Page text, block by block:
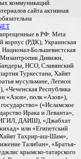
коммуникаций.
сайта активная
в РФ: Meta
корпус (РДК), Украинская
Большевистская
Дивижн,
НСО, Славянский
Туркестана, Хайят
мусульмане, Легион
«Чеченская Республика
«Азов», полк «Азов»),
(«Исламское
Ирака и Леванта»,
ИГИЛ, ДАИШ), «Джабхат
или «Египетский
Тахрир-аш-Шам»,
Талибан», «Братья-
крымско-татарского